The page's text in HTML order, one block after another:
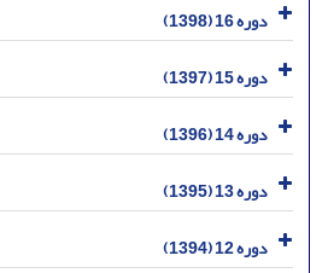
دوره 16 (1398)
دوره 15 (1397)
دوره 14 (1396)
دوره 13 (1395)
دوره 12 (1394)